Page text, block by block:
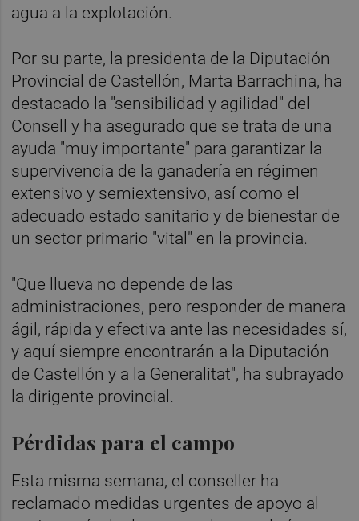
agua a la explotación.
Por su parte, la presidenta de la Diputación
Provincial de Castellón, Marta Barrachina, ha
destacado la "sensibilidad y agilidad" del
Consell y ha asegurado que se trata de una
ayuda "muy importante" para garantizar la
supervivencia de la ganadería en régimen
extensivo y semiextensivo, así como el
adecuado estado sanitario y de bienestar de
un sector primario "vital" en la provincia.
"Que llueva no depende de las
administraciones, pero responder de manera
ágil, rápida y efectiva ante las necesidades sí,
y aquí siempre encontrarán a la Diputación
de Castellón y a la Generalitat", ha subrayado
la dirigente provincial.
Pérdidas para el campo
Esta misma semana, el conseller ha
reclamado medidas urgentes de apoyo al